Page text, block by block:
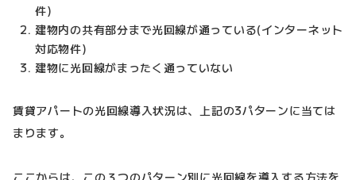
件)
建物内の共有部分まで光回線が通っている(インターネット
対応物件)
建物に光回線がまったく通っていない
賃貸アパートの光回線導入状況は、上記の3パターンに当ては
まります。
ここからは、この３つのパターン別に光回線を導入する方法を